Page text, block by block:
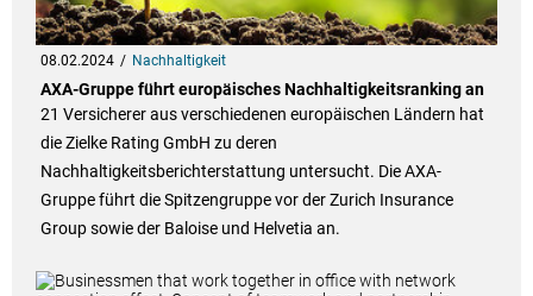
08.02.2024 Nachhaltigkeit
AXA-Gruppe führt europäisches Nachhaltigkeitsranking an
21 Versicherer aus verschiedenen europäischen Ländern hat
die Zielke Rating GmbH zu deren
Nachhaltigkeitsberichterstattung untersucht. Die AXA-
Gruppe führt die Spitzengruppe vor der Zurich Insurance
Group sowie der Baloise und Helvetia an.